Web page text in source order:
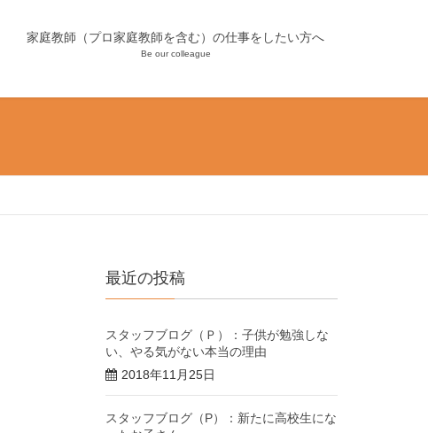
家庭教師（プロ家庭教師を含む）の仕事をしたい方へ
Be our colleague
最近の投稿
スタッフブログ（Ｐ）：子供が勉強しな
い、やる気がない本当の理由
2018年11月25日
スタッフブログ（P）：新たに高校生にな